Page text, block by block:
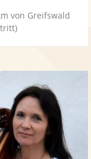
von Greifswald